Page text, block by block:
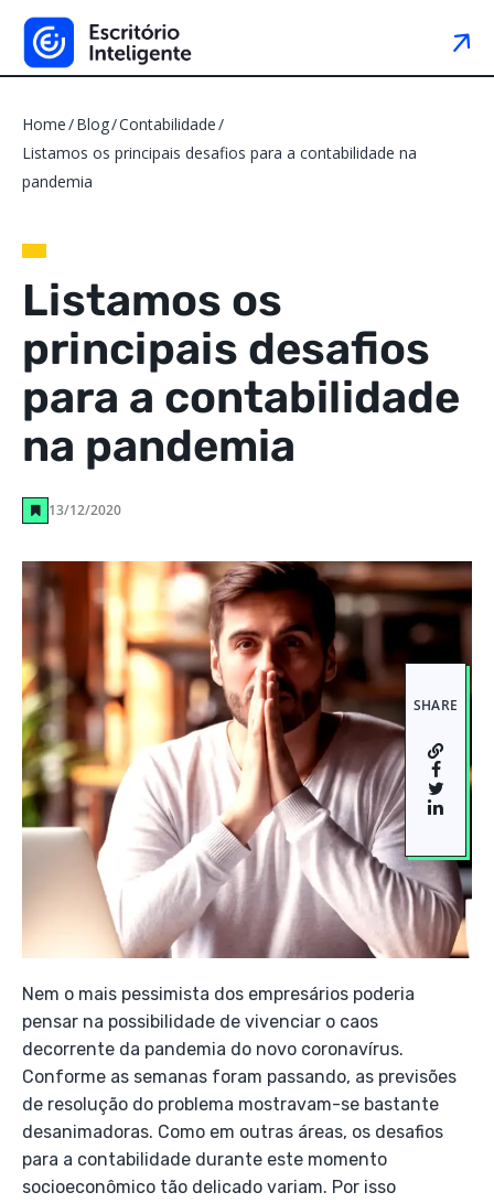
Home Blog Contabilidade
Listamos os principais desafios para a contabilidade na
pandemia
Listamos os
principais desafios
para a contabilidade
na pandemia
13/12/2020
SHARE
Nem o mais pessimista dos empresários poderia
pensar na possibilidade de vivenciar o caos
decorrente da pandemia do novo coronavírus.
Conforme as semanas foram passando, as previsões
de resolução do problema mostravam-se bastante
desanimadoras. Como em outras áreas, os desafios
para a contabilidade durante este momento
socioeconômico tão delicado variam. Por isso